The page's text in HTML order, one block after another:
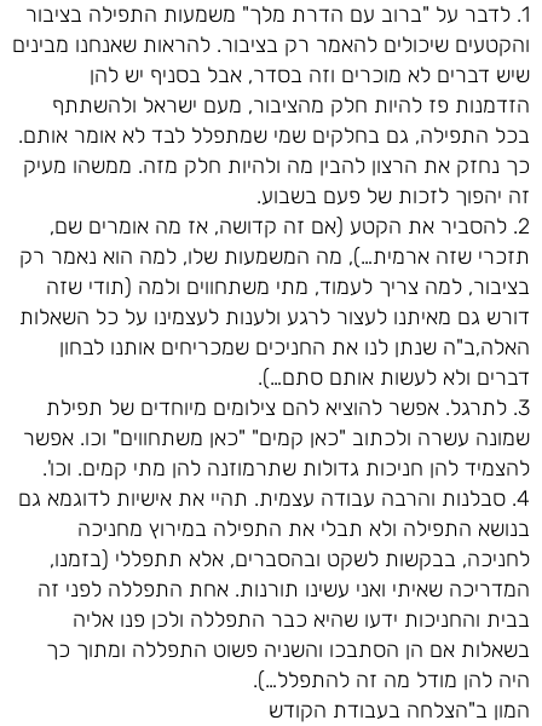
1. לדבר על "ברוב עם הדרת מלך" משמעות התפילה בציבור
והקטעים שיכולים להאמר רק בציבור. להראות שאנחנו מבינים
שיש דברים לא מוכרים וזה בסדר, אבל בסניף יש להן
הזדמנות פז להיות חלק מהציבור, מעם ישראל ולהשתתף
בכל התפילה, גם בחלקים שמי שמתפלל לבד לא אומר אותם.
כך נחזק את הרצון להבין מה ולהיות חלק מזה. ממשהו מעיק
זה יהפוך לזכות של פעם בשבוע.
2. להסביר את הקטע (אם זה קדושה, אז מה אומרים שם,
תזכרי שזה ארמית…), מה המשמעות שלו, למה הוא נאמר רק
בציבור, למה צריך לעמוד, מתי משתחווים ולמה (תודי שזה
דורש גם מאיתנו לעצור לרגע ולענות לעצמינו על כל השאלות
האלה,ב"ה שנתן לנו את החניכים שמכריחים אותנו לבחון
דברים ולא לעשות אותם סתם…).
3. לתרגל. אפשר להוציא להם צילומים מיוחדים של תפילת
שמונה עשרה ולכתוב "כאן קמים" "כאן משתחווים" וכו. אפשר
להצמיד להן חניכות גדולות שתרמוזנה להן מתי קמים. וכו'.
4. סבלנות והרבה עבודה עצמית. תהיי את אישיות לדוגמא גם
בנושא התפילה ולא תבלי את התפילה במירוץ מחניכה
לחניכה, בבקשות לשקט ובהסברים, אלא תתפללי (בזמנו,
המדריכה שאיתי ואני עשינו תורנות. אחת התפללה לפני זה
בבית והחניכות ידעו שהיא כבר התפללה ולכן פנו אליה
בשאלות אם הן הסתבכו והשניה פשוט התפללה ומתוך כך
היה להן מודל מה זה להתפלל…).
המון ב"הצלחה בעבודת הקודש